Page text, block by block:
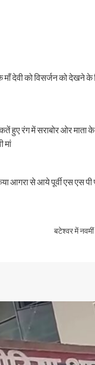
माँ देवी को विसर्जन को
हुए रंग में सराबोर ओर
मां
से आये पूर्वी एस एस पी
बटेश्वर में